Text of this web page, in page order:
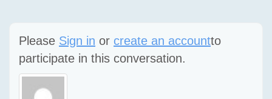
Please Sign in or create an accountto
participate in this conversation.